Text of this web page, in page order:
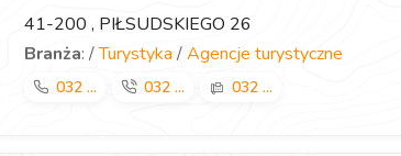
41-200 , PIŁSUDSKIEGO 26
Branża: /Turystyka /Agencje turystyczne
032 ... 032 ... 032 ...